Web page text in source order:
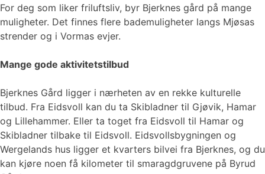
For deg som liker friluftsliv, byr Bjerknes gård på mange
muligheter. Det finnes flere bademuligheter langs Mjøsas
strender og i Vormas evjer.
Mange gode aktivitetstilbud
Bjerknes Gård ligger i nærheten av en rekke kulturelle
tilbud. Fra Eidsvoll kan du ta Skibladner til Gjøvik, Hamar
og Lillehammer. Eller ta toget fra Eidsvoll til Hamar og
Skibladner tilbake til Eidsvoll. Eidsvollsbygningen og
Wergelands hus ligger et kvarters bilvei fra Bjerknes, og du
kan kjøre noen få kilometer til smaragdgruvene på Byrud